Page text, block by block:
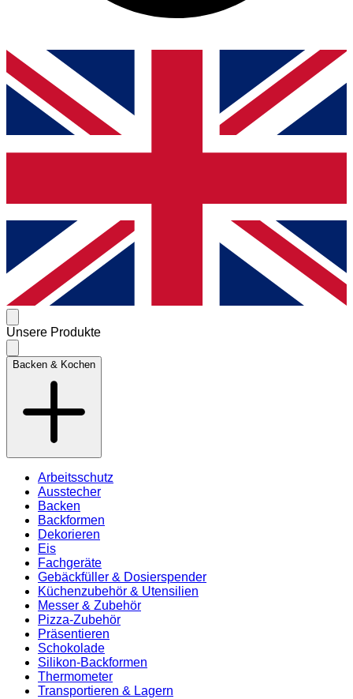
Unsere Produkte
Backen & Kochen
Arbeitsschutz
Ausstecher
Backen
Backformen
Dekorieren
Eis
Fachgeräte
Gebäckfüller & Dosierspender
Küchenzubehör & Utensilien
Messer & Zubehör
Pizza-Zubehör
Präsentieren
Schokolade
Silikon-Backformen
Thermometer
Transportieren & Lagern